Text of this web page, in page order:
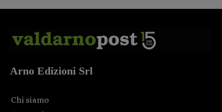
Arno Edizioni Srl
Chi siamo